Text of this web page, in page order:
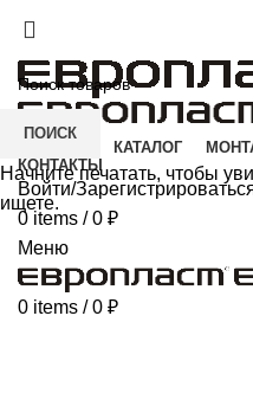
КАТАЛОГ
КОНТАКТЫ
Войти/
0 items / 0 ₽
Меню
0 items / 0 ₽
ПОИСК
Начните печатать, чтобы
ищете.